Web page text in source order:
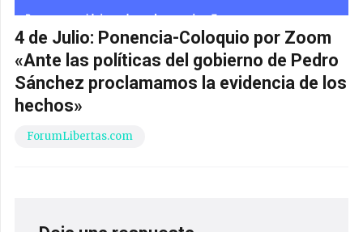
4 de Julio: Ponencia-Coloquio por Zoom
«Ante las políticas del gobierno de Pedro
Sánchez proclamamos la evidencia de los
hechos»
ForumLibertas.com